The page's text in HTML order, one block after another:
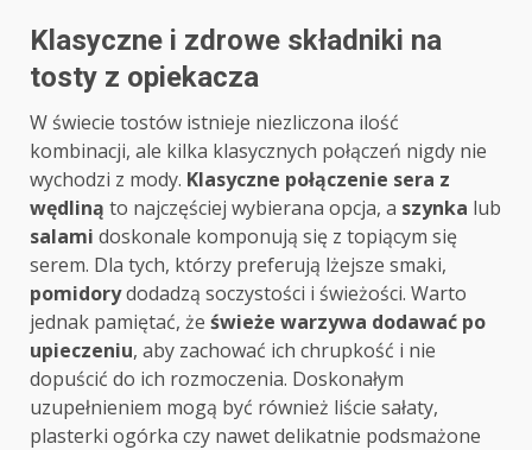
Klasyczne i zdrowe składniki na
tosty z opiekacza
W świecie tostów istnieje niezliczona ilość
kombinacji, ale kilka klasycznych połączeń nigdy nie
wychodzi z mody. Klasyczne połączenie sera z
wędliną to najczęściej wybierana opcja, a szynka lub
salami doskonale komponują się z topiącym się
serem. Dla tych, którzy preferują lżejsze smaki,
pomidorydodadzą soczystości i świeżości. Warto
jednak pamiętać, że świeże warzywa dodawać po
upieczeniu, aby zachować ich chrupkość i nie
dopuścić do ich rozmoczenia. Doskonałym
uzupełnieniem mogą być również liście sałaty,
plasterki ogórka czy nawet delikatnie podsmażone